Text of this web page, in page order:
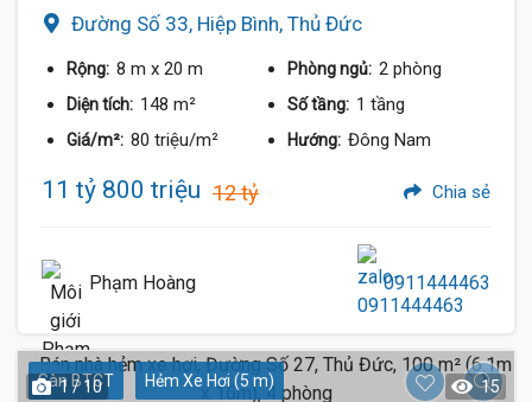
Đường Số 33, Hiệp Bình, Thủ Đức
Rộng: 8 m x 20 m Phòng ngủ: 2 phòng
Diện tích: 148 m² Số tầng: 1 tầng
Giá/m²: 80 triệu/m² Hướng: Đông Nam
11 tỷ 800 triệu 12 tỷ Chia sẻ
Phạm Hoàng 0911444463
Sàn BTCT Hẻm Xe Hơi (5 m)
1 / 10 15